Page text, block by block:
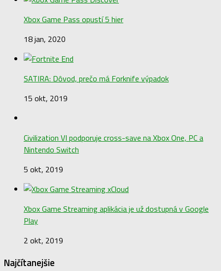
Xbox Game Pass opustí 5 hier
18 jan, 2020
SATIRA: Dôvod, prečo má Forknife výpadok
15 okt, 2019
Civilization VI podporuje cross-save na Xbox One, PC a
Nintendo Switch
5 okt, 2019
Xbox Game Streaming aplikácia je už dostupná v Google
Play
2 okt, 2019
Najčítanejšie